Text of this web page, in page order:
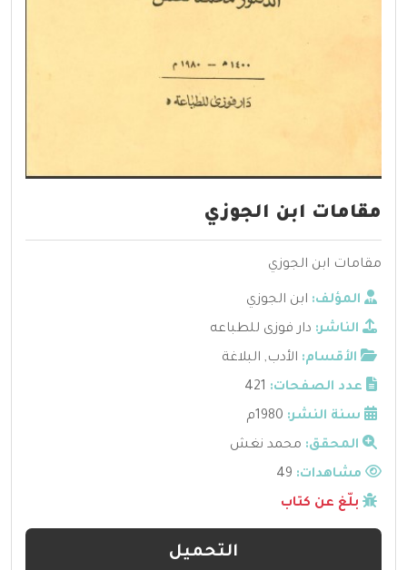
مقامات ابن الجوزي
مقامات ابن الجوزي
المؤلف: ابن الجوزي
الناشر: دار فوزى للطباعه
الأقسام: الأدب, البلاغة
عدد الصفحات: 421
سنة النشر: 1980م
المحقق: محمد نغش
مشاهدات:
بلّغ عن كتاب
التحميل